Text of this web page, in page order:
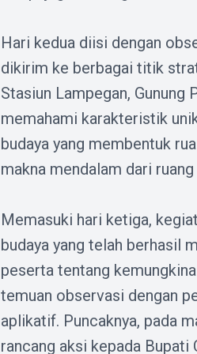
Hari kedua diisi dengan
dikirim ke berbagai titik
Stasiun Lampegan, Gunung
memahami karakteristik
budaya yang membentuk
makna mendalam dari
Memasuki hari ketiga,
budaya yang telah berhasil
peserta tentang
temuan observasi dengan
aplikatif. Puncaknya, pada
rancang aksi kepada